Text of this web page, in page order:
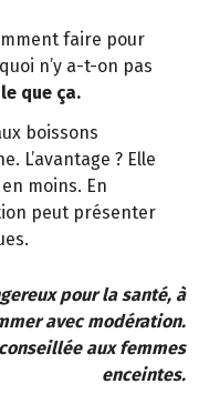
faire pour
n’y a-t-on pas
que ça.
boissons
L’avantage ? Elle
moins. En
peut présenter
pour la santé, à
avec modération.
aux femmes
enceintes.